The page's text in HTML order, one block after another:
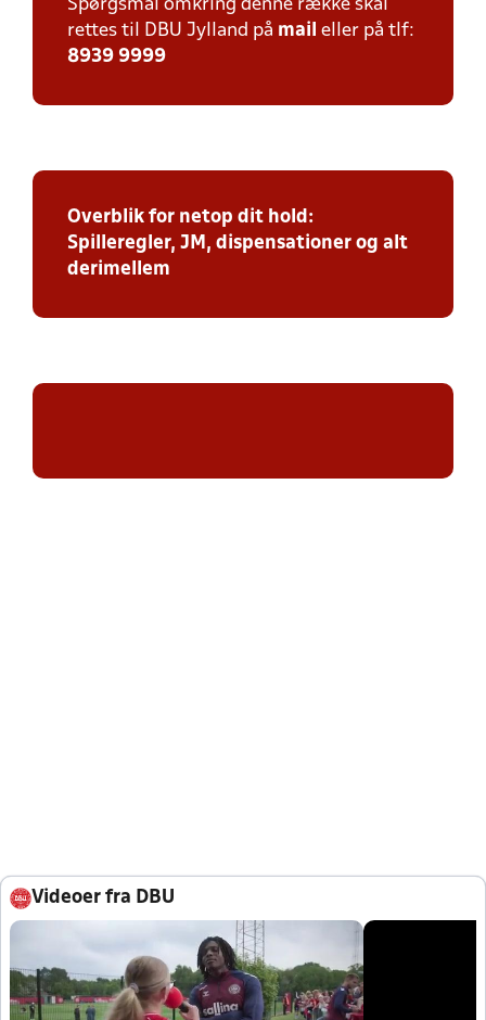
Spørgsmål omkring denne række skal
rettes til DBU Jylland på mail eller på tlf:
8939 9999
Overblik for netop dit hold:
Spilleregler, JM, dispensationer og alt
derimellem
Videoer fra DBU